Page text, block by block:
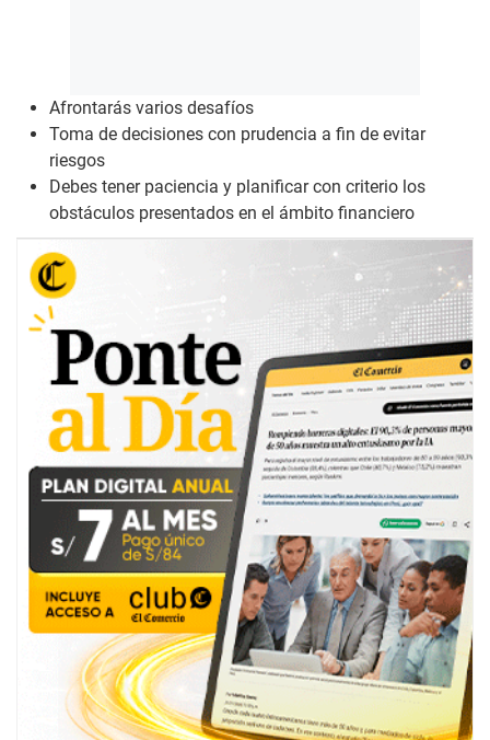
Afrontarás varios desafíos
Toma de decisiones con prudencia a fin de evitar
riesgos
Debes tener paciencia y planificar con criterio los
obstáculos presentados en el ámbito financiero